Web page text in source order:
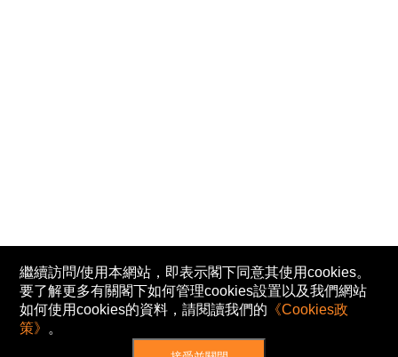
繼續訪問/使用本網站，即表示閣下同意其使用cookies。
要了解更多有關閣下如何管理cookies設置以及我們網站
如何使用cookies的資料，請閱讀我們的 《Cookies政
策》 。